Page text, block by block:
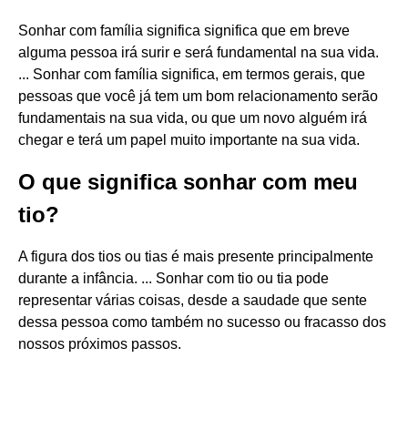
Sonhar com família significa significa que em breve
alguma pessoa irá surir e será fundamental na sua vida.
... Sonhar com família significa, em termos gerais, que
pessoas que você já tem um bom relacionamento serão
fundamentais na sua vida, ou que um novo alguém irá
chegar e terá um papel muito importante na sua vida.
O que significa sonhar com meu
tio?
A figura dos tios ou tias é mais presente principalmente
durante a infância. ... Sonhar com tio ou tia pode
representar várias coisas, desde a saudade que sente
dessa pessoa como também no sucesso ou fracasso dos
nossos próximos passos.